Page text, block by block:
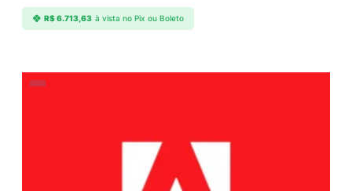
R$6.713,63 à vista no Pix ou Boleto